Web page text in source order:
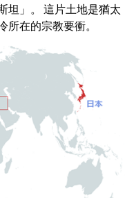
坦」。 這片土地是猶太
在的宗教要衝。